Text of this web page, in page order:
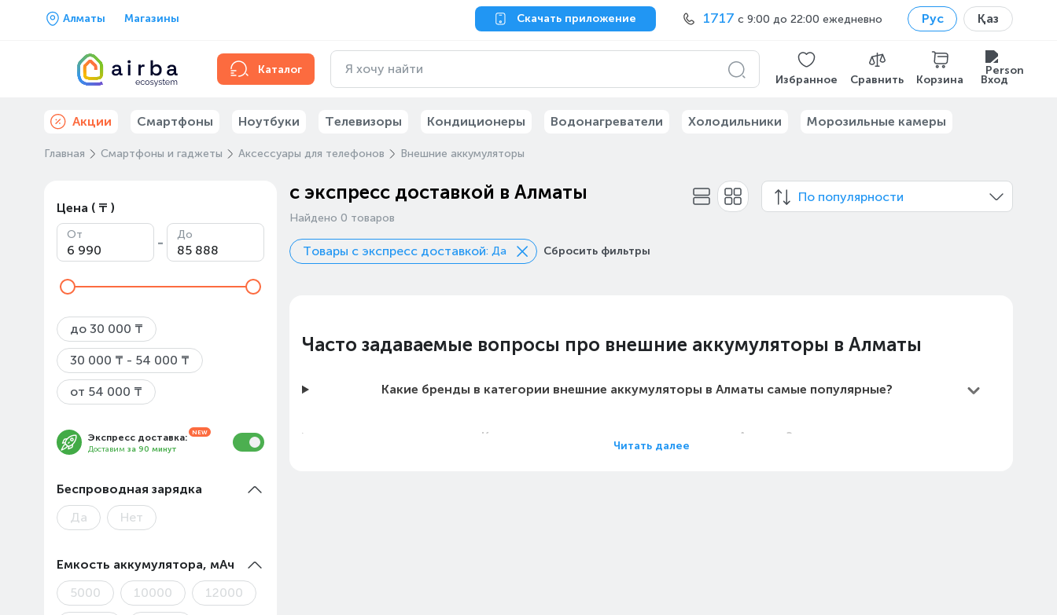
Алматы Магазины Скачать приложение 1717 с 9:00 до 22:00 ежедневно Рус Қаз
Каталог
Избранное Сравнить Корзина Вход
Акции Смартфоны Ноутбуки Телевизоры Кондиционеры Водонагреватели Холодильники Морозильные камеры
Главная Смартфоны и гаджеты Аксессуары для телефонов Внешние аккумуляторы
Цена ( ₸ )
От - До
до 30 000 ₸
30 000 ₸ - 54 000 ₸
от 54 000 ₸
Экспресс доставка:
Доставим за 90 минут
Беспроводная зарядка
Да
Нет
Емкость аккумулятора, мАч
5000
10000 12000
с экспресс доставкой в Алматы
Найдено 0 товаров
По популярности
Товары с экспресс доставкой: Да Сбросить фильтры
Часто задаваемые вопросы про внешние аккумуляторы в Алматы
Какие бренды в категории внешние аккумуляторы в Алматы самые популярные?
Какие цены на внешние аккумуляторы в Алматы?
Читать далее